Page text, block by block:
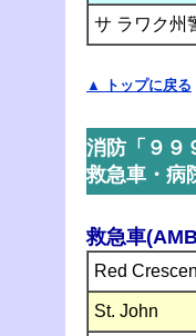
サ ラワク州
▲ トップに戻る
消防「９９
救急車・病
救急車
Red
St. John